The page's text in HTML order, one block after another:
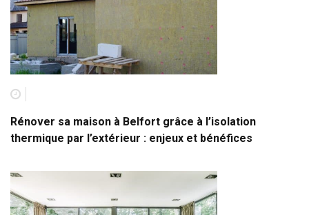
Rénover sa maison à Belfort grâce à l’isolation
thermique par l’extérieur : enjeux et bénéfices